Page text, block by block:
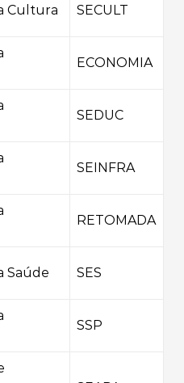
Cultura SECULT
ECONOMIA
SEDUC
SEINFRA
RETOMADA
Saúde SES
SSP